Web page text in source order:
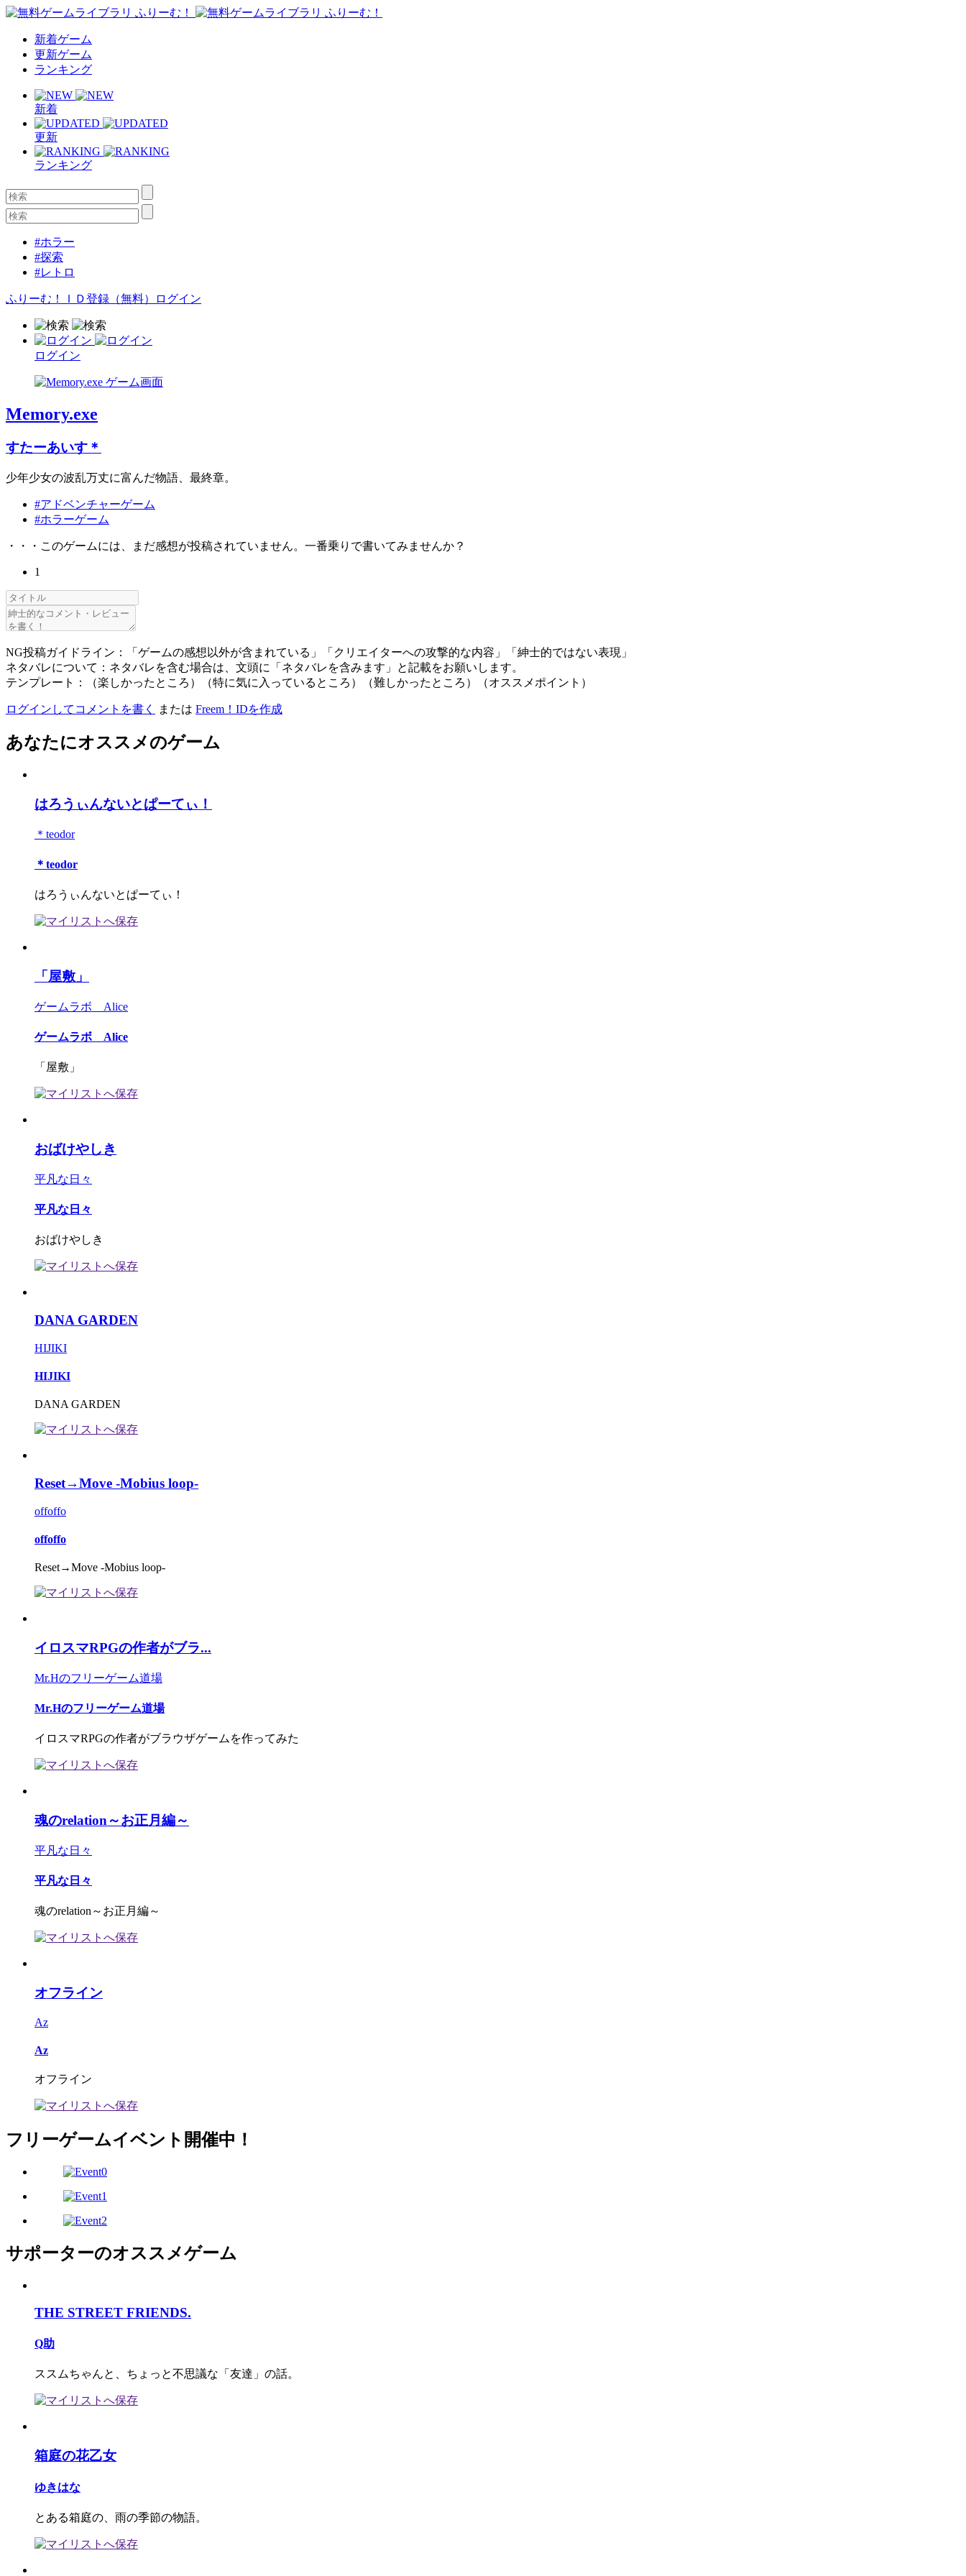
新着ゲーム
更新ゲーム
ランキング
新着
更新
ランキング
#ホラー
#探索
#レトロ
ふりーむ！ＩＤ登録（無料） ログイン
ログイン
Memory.exe
すたーあいす＊
少年少女の波乱万丈に富んだ物語、最終章。
#アドベンチャーゲーム
#ホラーゲーム
・・・このゲームには、まだ感想が投稿されていません。一番乗りで書いてみませんか？
1
NG投稿ガイドライン：「ゲームの感想以外が含まれている」「クリエイターへの攻撃的な内容」「紳士的ではない表現」
ネタバレについて：ネタバレを含む場合は、文頭に「ネタバレを含みます」と記載をお願いします。
テンプレート：（楽しかったところ）（特に気に入っているところ）（難しかったところ）（オススメポイント）
ログインしてコメントを書く または Freem！IDを作成
あなたにオススメのゲーム
はろうぃんないとぱーてぃ！
＊teodor
＊teodor
はろうぃんないとぱーてぃ！
「屋敷」
ゲームラボ Alice
ゲームラボ Alice
「屋敷」
おばけやしき
平凡な日々
平凡な日々
おばけやしき
DANA GARDEN
HIJIKI
HIJIKI
DANA GARDEN
Reset→Move -Mobius loop-
offoffo
offoffo
Reset→Move -Mobius loop-
イロスマRPGの作者がブラ...
Mr.Hのフリーゲーム道場
Mr.Hのフリーゲーム道場
イロスマRPGの作者がブラウザゲームを作ってみた
魂のrelation～お正月編～
平凡な日々
平凡な日々
魂のrelation～お正月編～
オフライン
Az
Az
オフライン
フリーゲームイベント開催中！
サポーターのオススメゲーム
THE STREET FRIENDS.
Q助
ススムちゃんと、ちょっと不思議な「友達」の話。
箱庭の花乙女
ゆきはな
とある箱庭の、雨の季節の物語。